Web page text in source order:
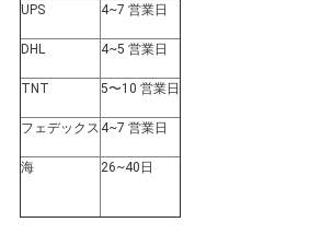
ー
UPS 4~7 営業日
DHL 4~5 営業日
TNT 5〜10 営業日
フェデックス 4~7 営業日
海 26~40日